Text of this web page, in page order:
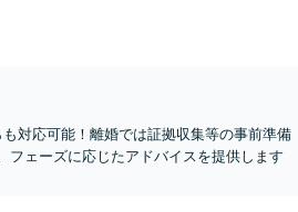
対応可能！離婚では証拠収集等の事前準備
フェーズに応じたアドバイスを提供します